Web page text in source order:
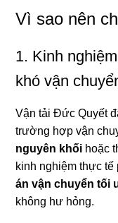
Vì sao nên
1. Kinh
khó vận
Vận tải Đức Quyết
trường hợp vận
nguyên khối hoặc
kinh nghiệm thực tế
án vận chuyển tối
không hư hỏng.